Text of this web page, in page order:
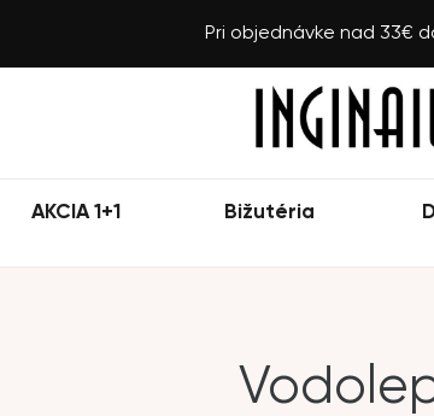
Pri objednávke nad 33€
AKCIA 1+1 Bižutéria